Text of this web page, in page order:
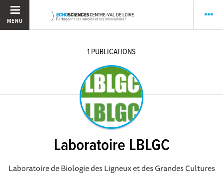
MENU
1 PUBLICATIONS
Laboratoire LBLGC
Laboratoire de Biologie des Ligneux et des Grandes Cultures